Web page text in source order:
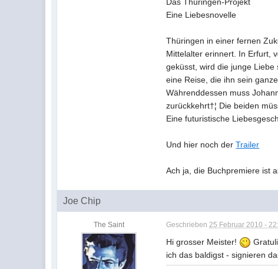
Eine Liebesnovelle
Thüringen in einer fernen
Mittelalter erinnert. In Erfurt,
geküsst, wird die junge
eine Reise, die ihn sein
Währenddessen muss
zurückkehrt†¦ Die beiden
Eine futuristische
Und hier noch derTrailer
Ach ja, die Buchpremiere ist
Joe Chip
The Saint Geschrieben25 Februar 2010 -
Hi grosser Meister!
ich das baldigst - signieren